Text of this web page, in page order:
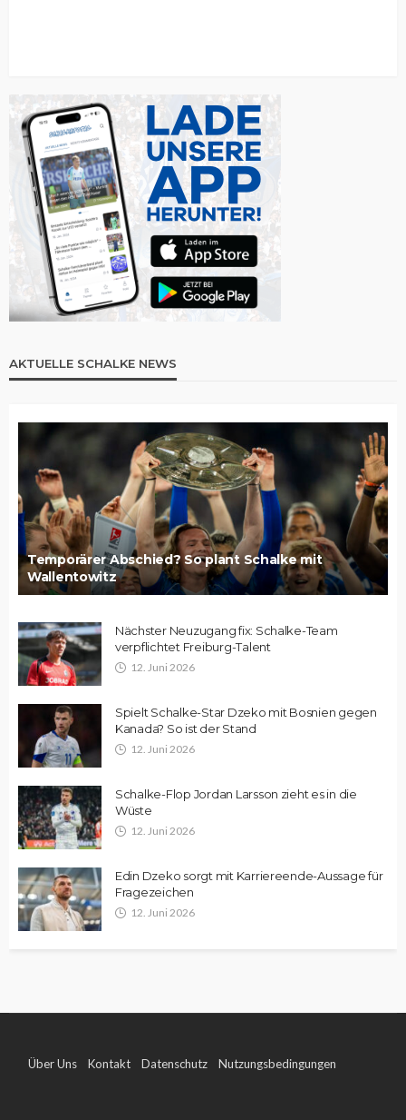
AKTUELLE SCHALKE NEWS
Temporärer Abschied? So plant Schalke mit
Wallentowitz
Nächster Neuzugang fix: Schalke-Team
verpflichtet Freiburg-Talent
12. Juni 2026
Spielt Schalke-Star Dzeko mit Bosnien gegen
Kanada? So ist der Stand
12. Juni 2026
Schalke-Flop Jordan Larsson zieht es in die
Wüste
12. Juni 2026
Edin Dzeko sorgt mit Karriereende-Aussage für
Fragezeichen
12. Juni 2026
Über Uns Kontakt Datenschutz Nutzungsbedingungen